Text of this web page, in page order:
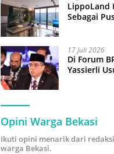
LippoLand
Sebagai
17 Juli 2026
Di Forum
Yassierli
Opini Warga Bekasi
Ikuti opini menarik dari
warga Bekasi.